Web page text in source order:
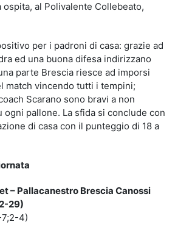
al Polivalente Collebeato,
per i padroni di casa: grazie ad
ed una buona difesa indirizzano
parte Brescia riesce ad imporsi
match vincendo tutti i tempini;
Scarano sono bravi a non
ogni pallone. La sfida si conclude con
di casa con il punteggio di 18 a
– Pallacanestro Brescia Canossi
29)
4)